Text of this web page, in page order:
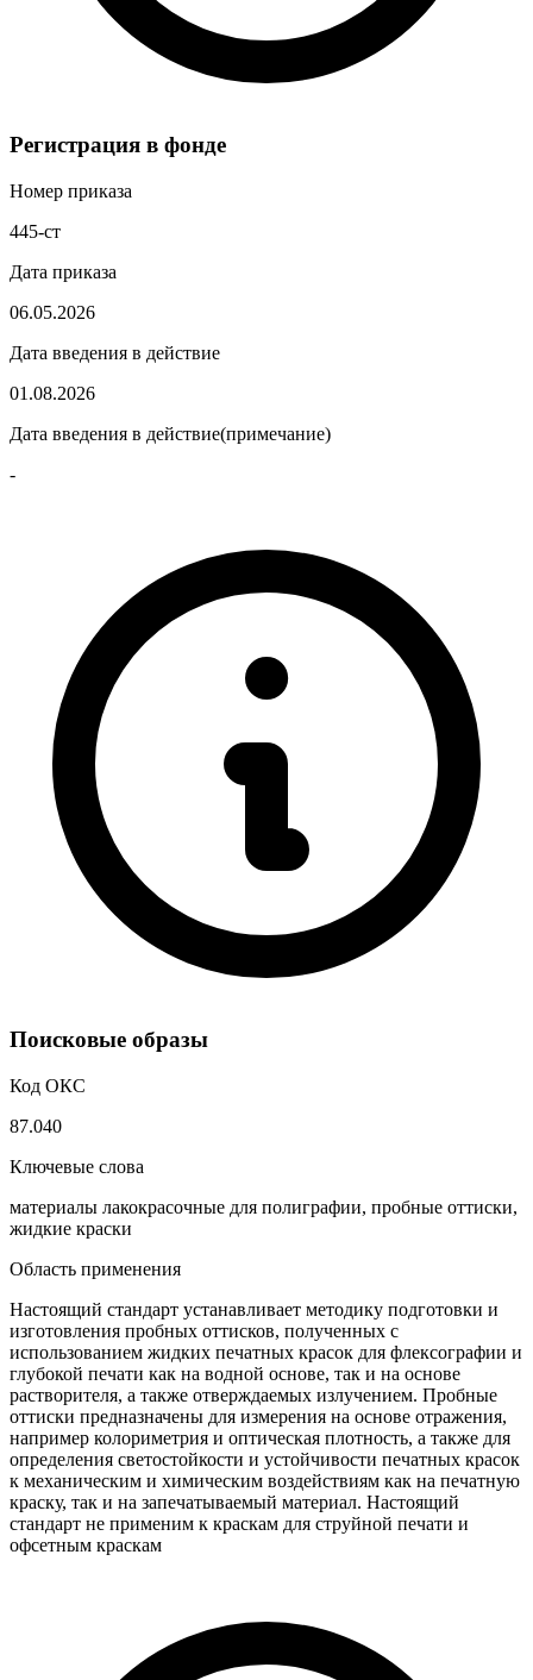
Регистрация в фонде
Номер приказа
445-ст
Дата приказа
06.05.2026
Дата введения в действие
01.08.2026
Дата введения в действие(примечание)
-
Поисковые образы
Код ОКС
87.040
Ключевые слова
материалы лакокрасочные для полиграфии, пробные оттиски,
жидкие краски
Область применения
Настоящий стандарт устанавливает методику подготовки и
изготовления пробных оттисков, полученных с
использованием жидких печатных красок для флексографии и
глубокой печати как на водной основе, так и на основе
растворителя, а также отверждаемых излучением. Пробные
оттиски предназначены для измерения на основе отражения,
например колориметрия и оптическая плотность, а также для
определения светостойкости и устойчивости печатных красок
к механическим и химическим воздействиям как на печатную
краску, так и на запечатываемый материал. Настоящий
стандарт не применим к краскам для струйной печати и
офсетным краскам